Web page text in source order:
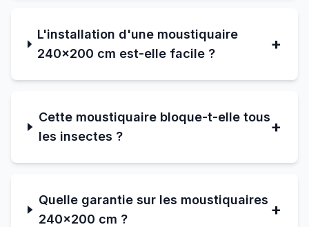
L'installation d'une moustiquaire
240×200 cm est-elle facile ?
+
Cette moustiquaire bloque-t-elle tous
les insectes ?
+
Quelle garantie sur les moustiquaires
240×200 cm ?
+